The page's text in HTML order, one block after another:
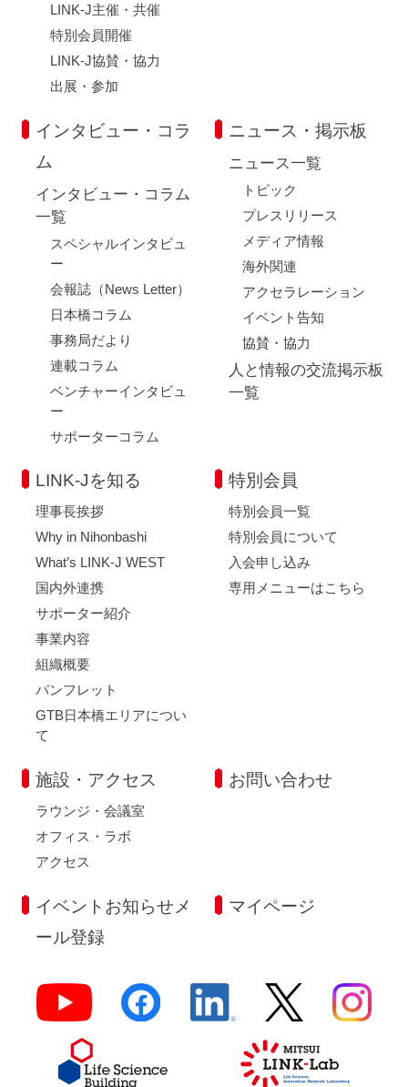
LINK-J主催・共催
特別会員開催
LINK-J協賛・協力
出展・参加
インタビュー・コラ
ム
インタビュー・コラム
一覧
スペシャルインタビュ
ー
会報誌（News Letter）
日本橋コラム
事務局だより
連載コラム
ベンチャーインタビュ
ー
サポーターコラム
ニュース・掲示板
ニュース一覧
トピック
プレスリリース
メディア情報
海外関連
アクセラレーション
イベント告知
協賛・協力
人と情報の交流掲示板
一覧
LINK-Jを知る
理事長挨拶
Why in Nihonbashi
What’s LINK-J WEST
国内外連携
サポーター紹介
事業内容
組織概要
パンフレット
GTB日本橋エリアについ
て
特別会員
特別会員一覧
特別会員について
入会申し込み
専用メニューはこちら
施設・アクセス
ラウンジ・会議室
オフィス・ラボ
アクセス
お問い合わせ
イベントお知らせメ
ール登録
マイページ